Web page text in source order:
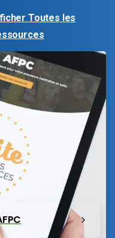
Toutes les